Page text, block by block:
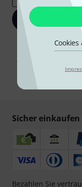
Mit Klick auf „Jetzt
Werbung und einer
Abmeldung ist
Sicher einkaufen
Bezahlen Sie